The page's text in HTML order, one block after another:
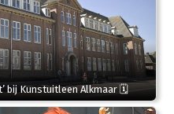
bij Kunstuitleen Alkmaar 🗓